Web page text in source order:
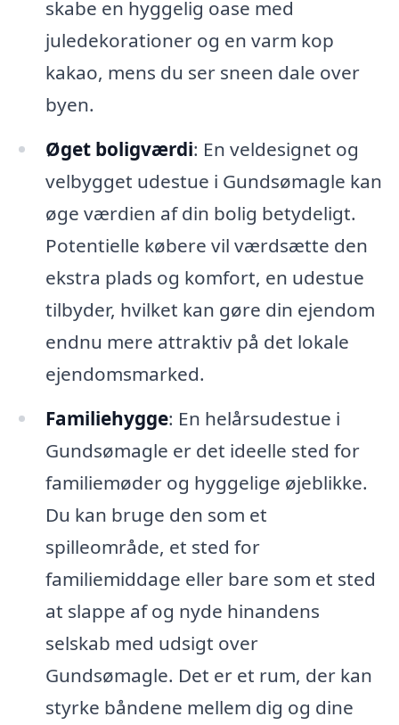
skabe en hyggelig oase med
juledekorationer og en varm kop
kakao, mens du ser sneen dale over
byen.
Øget boligværdi: En veldesignet og
velbygget udestue i Gundsømagle kan
øge værdien af din bolig betydeligt.
Potentielle købere vil værdsætte den
ekstra plads og komfort, en udestue
tilbyder, hvilket kan gøre din ejendom
endnu mere attraktiv på det lokale
ejendomsmarked.
Familiehygge: En helårsudestue i
Gundsømagle er det ideelle sted for
familiemøder og hyggelige øjeblikke.
Du kan bruge den som et
spilleområde, et sted for
familiemiddage eller bare som et sted
at slappe af og nyde hinandens
selskab med udsigt over
Gundsømagle. Det er et rum, der kan
styrke båndene mellem dig og dine